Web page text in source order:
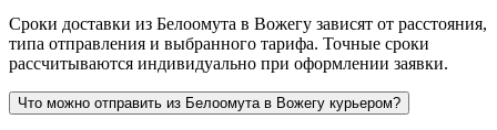
Сроки доставки из Белоомута в Вожегу зависят от расстояния,
типа отправления и выбранного тарифа. Точные сроки
рассчитываются индивидуально при оформлении заявки.
Что можно отправить из Белоомута в Вожегу курьером?